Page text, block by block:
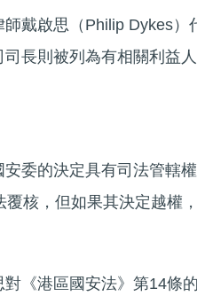
戴啟思（Philip Dykes）
長則被列為有相關利益
委的決定具有司法管轄
核，但如果其決定越權
《港區國安法》第14條